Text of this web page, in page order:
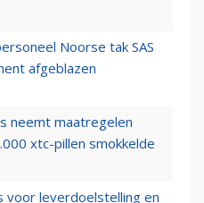
Noorse tak SAS
afgeblazen
neemt maatregelen
xtc-pillen smokkelde
voor leverdoelstelling en